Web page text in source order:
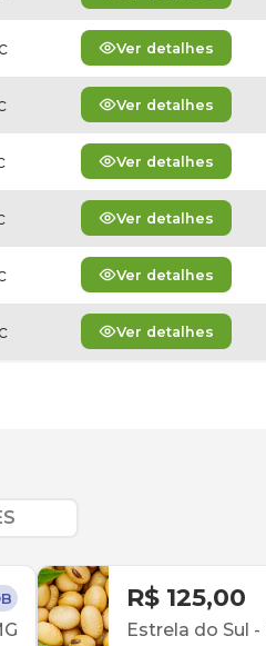
Ver detalhes
Ver detalhes
Ver detalhes
Ver detalhes
Ver detalhes
Ver detalhes
R$ 125,00
Estrela do Sul -